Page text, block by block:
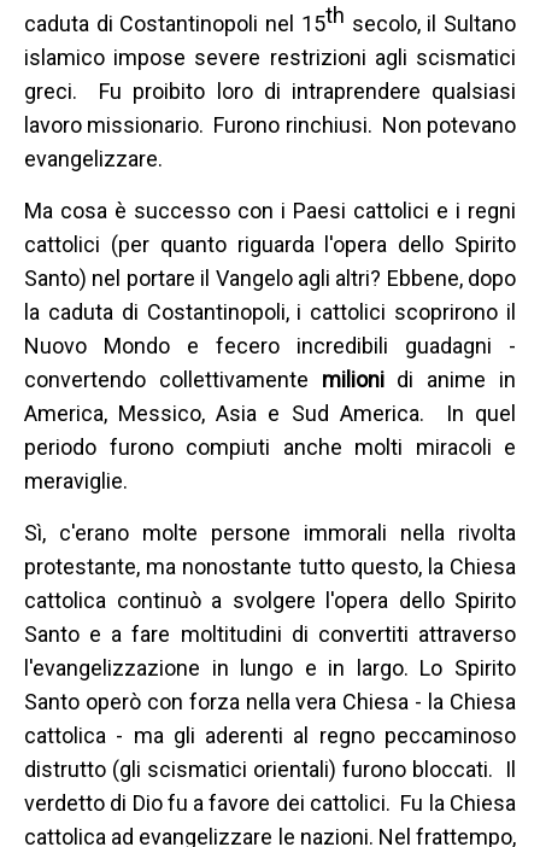
caduta di Costantinopoli nel 15th secolo, il Sultano
islamico impose severe restrizioni agli scismatici
greci. Fu proibito loro di intraprendere qualsiasi
lavoro missionario. Furono rinchiusi. Non potevano
evangelizzare.
Ma cosa è successo con i Paesi cattolici e i regni
cattolici (per quanto riguarda l'opera dello Spirito
Santo) nel portare il Vangelo agli altri? Ebbene, dopo
la caduta di Costantinopoli, i cattolici scoprirono il
Nuovo Mondo e fecero incredibili guadagni -
convertendo collettivamente milioni di anime in
America, Messico, Asia e Sud America. In quel
periodo furono compiuti anche molti miracoli e
meraviglie.
Sì, c'erano molte persone immorali nella rivolta
protestante, ma nonostante tutto questo, la Chiesa
cattolica continuò a svolgere l'opera dello Spirito
Santo e a fare moltitudini di convertiti attraverso
l'evangelizzazione in lungo e in largo. Lo Spirito
Santo operò con forza nella vera Chiesa - la Chiesa
cattolica - ma gli aderenti al regno peccaminoso
distrutto (gli scismatici orientali) furono bloccati. Il
verdetto di Dio fu a favore dei cattolici. Fu la Chiesa
cattolica ad evangelizzare le nazioni. Nel frattempo,